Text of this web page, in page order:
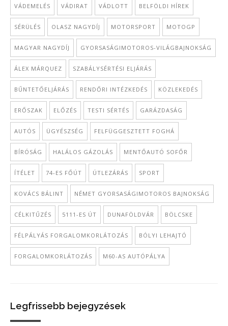
VÁDEMELÉS VÁDIRAT VÁDLOTT BELFÖLDI HÍREK
SÉRÜLÉS OLASZ NAGYDÍJ MOTORSPORT MOTOGP
MAGYAR NAGYDÍJ GYORSASÁGIMOTOROS-VILÁGBAJNOKSÁG
ÁLEX MÁRQUEZ SZABÁLYSÉRTÉSI ELJÁRÁS
BŰNTETŐELJÁRÁS RENDŐRI INTÉZKEDÉS KÖZLEKEDÉS
ERŐSZAK ELŐZÉS TESTI SÉRTÉS GARÁZDASÁG
AUTÓS ÜGYÉSZSÉG FELFÜGGESZTETT FOGHÁ
BÍRÓSÁG HALÁLOS GÁZOLÁS MENTŐAUTÓ SOFŐR
ÍTÉLET 74-ES FŐÚT ÚTLEZÁRÁS SPORT
KOVÁCS BÁLINT NÉMET GYORSASÁGIMOTOROS BAJNOKSÁG
CÉLKITŰZÉS 5111-ES ÚT DUNAFÖLDVÁR BÖLCSKE
FÉLPÁLYÁS FORGALOMKORLÁTOZÁS BÓLYI LEHAJTÓ
FORGALOMKORLÁTOZÁS M60-AS AUTÓPÁLYA
Legfrissebb bejegyzések